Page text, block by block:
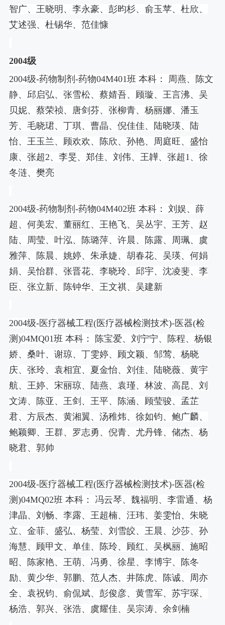
智广、王晓明、李永豪、彭昀杉、俞玉苹、杜欣、
艾述强、杜锡华、范佳慷
2004级
2004级-药物制剂 -药物04M401班 本科： 周燕、陈文
静、邱启弘、张雪松、蔡婧吾、顾璇、王言沸、吴
贝妮、蔡荣祯、唐剑芬、张柳青、杨丽娜、潘玉
芳、毛晓珺、丁琪、曹晶、倪佳佳、陆晓瑛、陆
怡、王玉兰、顾欢欢、陈欣、孙艳、周庭旺、盛怡
康、张超2、李旻、郑佳、刘伟、王韡、张超1 、徐
冬涟、樊亮
2004级-药物制剂 -药物04M402班 本科： 刘娱、薛
超、何美宏、董丽红、王艳飞、吴丛宇、王芳、赵
陆、周莹、叶泓、陈璐萍、许晨、陈露、周珮、虞
雅萍、陈晨、姚婷、朱承婕、胡春花、吴瑛、何娟
娟、吴怡群、张晋花、李晓玲、邱宇、沈凌斐、李
臣、张立新、陈钟华、王文祺、吴建新
2004级-医疗器械工程(医疗器械检测技术)-医器(检
测 )04MQ01班 本科： 陈宝爱、刘宁宁、陈程、杨银
娇、桑叶、谢琼、丁雯婷、顾文颖、邹莺、杨晓
庆、张玲、袁相宜、夏金怡、刘佳、陆晓薇、黄宇
航、王婷、宋丽琼、陆燕、袁瑾、林波、高昆、刘
文涛、陈亚、王剑、王平、陈涵、顾莹骏、孟芷
君、方辰杰、黄湘翼、汤稚炜、徐如钧、鲍广麟、
鲍颖卿、王群、罗志勇、倪青、尤丹锋、储杰、杨
晓君、郭帅
2004级-医疗器械工程(医疗器械检测技术)-医器(检
测 )04MQ02班 本科： 冯云琴、魏福明、李雷通、杨
津晶、刘畅、李露、王超楠、汪玮、姜雯怡、朱晓
立、金菲、盛弘、杨莹、刘雪皎、王晨、沙莎、孙
海慧、顾甲文、单佳、陈玲、顾红、吴枫丽、施昭
昭、陈家艳、王萌、冯勇、徐星、李博宇、陈冬
励、黄少华、郭鹏、范人杰、井陈虎、陈诚、周亦
全、袁祝钧、俞侃斌、彭俊彦、黄雪军、苏宇琛、
杨浩、郭兴、张浩、虞耀佳、吴宗涛、余剑楠